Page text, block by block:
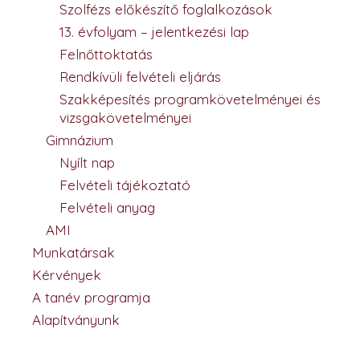
Szolfézs előkészítő foglalkozások
13. évfolyam – jelentkezési lap
Felnőttoktatás
Rendkívüli felvételi eljárás
Szakképesítés programkövetelményei és
vizsgakövetelményei
Gimnázium
Nyílt nap
Felvételi tájékoztató
Felvételi anyag
AMI
Munkatársak
Kérvények
A tanév programja
Alapítványunk